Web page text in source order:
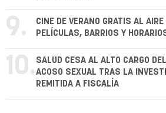
9.
CINE DE VERANO GRATIS AL
PELÍCULAS, BARRIOS Y
10. SALUD CESA AL ALTO CARGO
ACOSO SEXUAL TRAS LA
REMITIDA A FISCALÍA